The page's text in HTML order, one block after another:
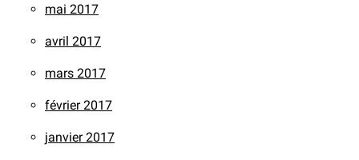
mai 2017
avril 2017
mars 2017
février 2017
janvier 2017